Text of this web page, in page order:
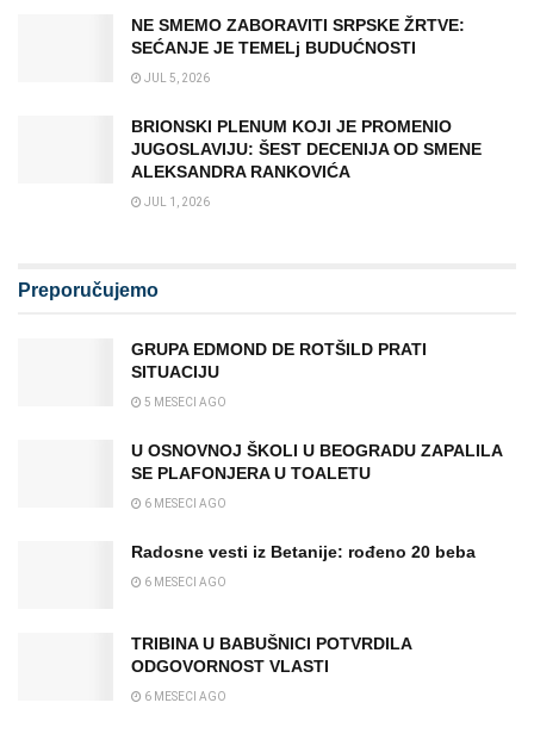
NE SMEMO ZABORAVITI SRPSKE ŽRTVE:
SEĆANJE JE TEMELj BUDUĆNOSTI
JUL 5, 2026
BRIONSKI PLENUM KOJI JE PROMENIO
JUGOSLAVIJU: ŠEST DECENIJA OD SMENE
ALEKSANDRA RANKOVIĆA
JUL 1, 2026
Preporučujemo
GRUPA EDMOND DE ROTŠILD PRATI
SITUACIJU
5 MESECI AGO
U OSNOVNOJ ŠKOLI U BEOGRADU ZAPALILA
SE PLAFONJERA U TOALETU
6 MESECI AGO
Radosne vesti iz Betanije: rođeno 20 beba
6 MESECI AGO
TRIBINA U BABUŠNICI POTVRDILA
ODGOVORNOST VLASTI
6 MESECI AGO